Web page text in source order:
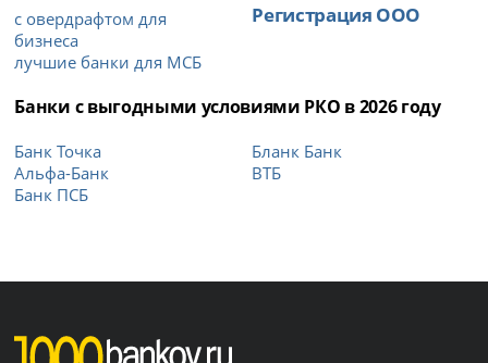
с овердрафтом для
бизнеса
лучшие банки для МСБ
Регистрация ООО
Банки с выгодными условиями РКО в 2026 году
Банк Точка
Альфа-Банк
Банк ПСБ
Бланк Банк
ВТБ